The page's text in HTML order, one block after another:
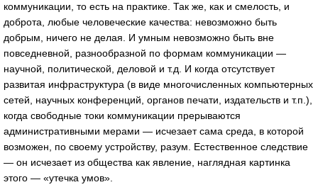
коммуникации, то есть на практике. Так же, как и смелость, и
доброта, любые человеческие качества: невозможно быть
добрым, ничего не делая. И умным невозможно быть вне
повседневной, разнообразной по формам коммуникации —
научной, политической, деловой и т.д. И когда отсутствует
развитая инфраструктура (в виде многочисленных компьютерных
сетей, научных конференций, органов печати, издательств и т.п.),
когда свободные токи коммуникации прерываются
административными мерами — исчезает сама среда, в которой
возможен, по своему устройству, разум. Естественное следствие
— он исчезает из общества как явление, наглядная картинка
этого — «утечка умов».